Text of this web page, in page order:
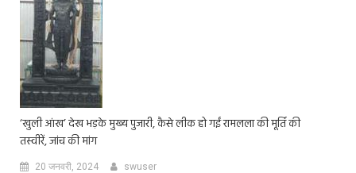
‘खुली आंख’ देख भड़के मुख्य पुजारी, कैसे लीक हो गईं रामलला की मूर्ति की
तस्वीरें, जांच की मांग
20 जनवरी, 2024 swuser